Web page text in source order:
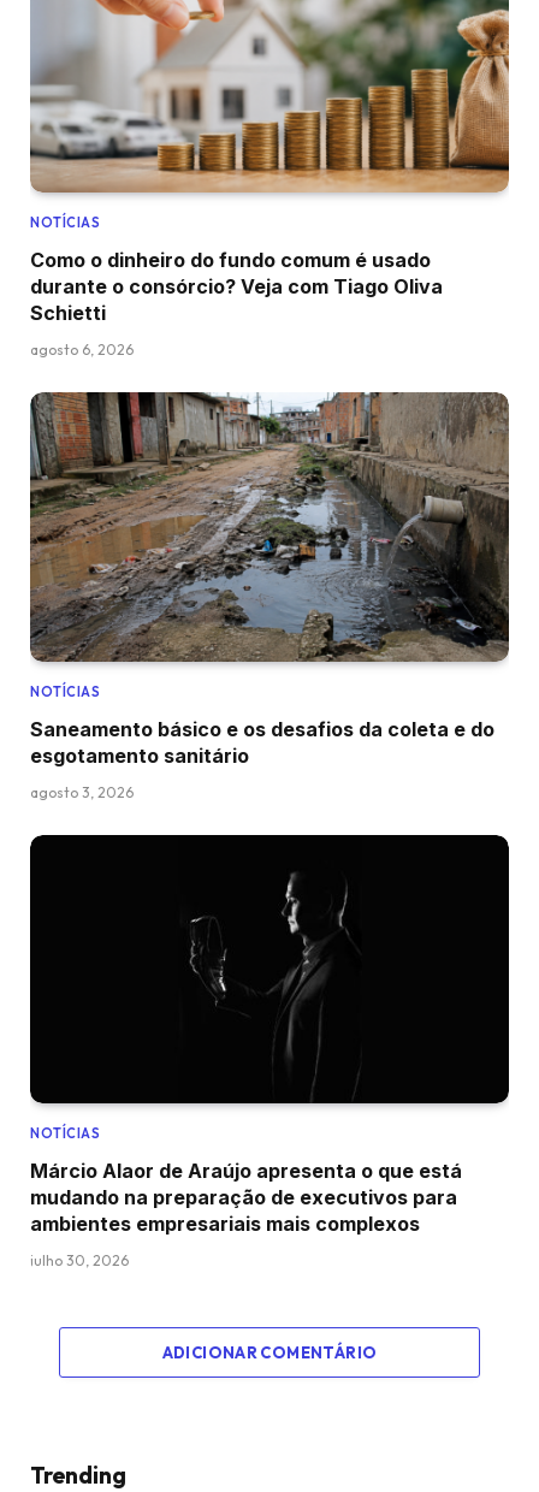
NOTÍCIAS
Como o dinheiro do fundo comum é usado
durante o consórcio? Veja com Tiago Oliva
Schietti
agosto 6, 2026
NOTÍCIAS
Saneamento básico e os desafios da coleta e do
esgotamento sanitário
agosto 3, 2026
NOTÍCIAS
Márcio Alaor de Araújo apresenta o que está
mudando na preparação de executivos para
ambientes empresariais mais complexos
julho 30, 2026
ADICIONAR COMENTÁRIO
Trending